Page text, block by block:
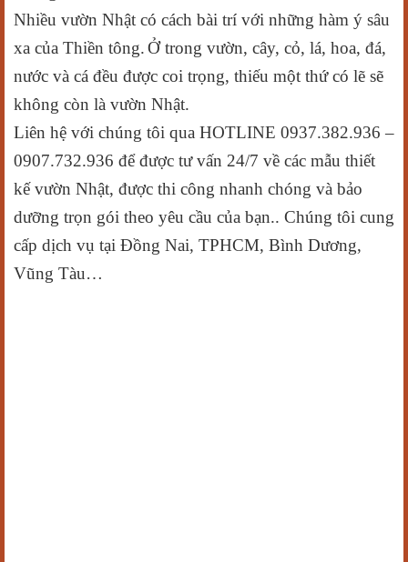
Nhiều vườn Nhật có cách bài trí với những hàm ý sâu
xa của Thiền tông.Ở trong vườn, cây, cỏ, lá, hoa, đá,
nước và cá đều được coi trọng, thiếu một thứ có lẽ sẽ
không còn là vườn Nhật.
Liên hệ với chúng tôi qua HOTLINE 0937.382.936 –
0907.732.936 để được tư vấn 24/7 về các mẫu thiết
kế vườn Nhật, được thi công nhanh chóng và bảo
dưỡng trọn gói theo yêu cầu của bạn.. Chúng tôi cung
cấp dịch vụ tại Đồng Nai, TPHCM, Bình Dương,
Vũng Tàu…